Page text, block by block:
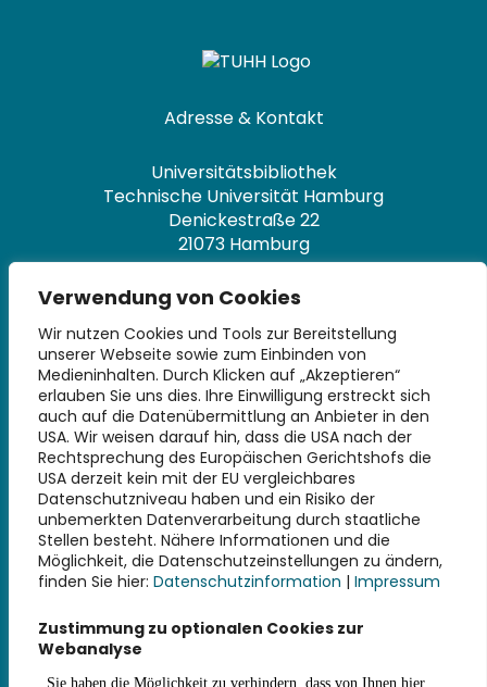
Verwendung von Cookies
Wir nutzen Cookies und Tools zur Bereitstellung
unserer Webseite sowie zum Einbinden von
Medieninhalten. Durch Klicken auf „Akzeptieren“
erlauben Sie uns dies. Ihre Einwilligung erstreckt sich
auch auf die Datenübermittlung an Anbieter in den
USA. Wir weisen darauf hin, dass die USA nach der
Rechtsprechung des Europäischen Gerichtshofs die
USA derzeit kein mit der EU vergleichbares
Datenschutzniveau haben und ein Risiko der
unbemerkten Datenverarbeitung durch staatliche
Stellen besteht. Nähere Informationen und die
Möglichkeit, die Datenschutzeinstellungen zu ändern,
finden Sie hier: Datenschutzinformation | Impressum
Zustimmung zu optionalen Cookies zur
Webanalyse
Adresse & Kontakt
Universitätsbibliothek
Technische Universität Hamburg
Denickestraße 22
21073 Hamburg
+49 40 30601-2845
bibliothek@tuhh.de
Soziale Netzwerke
Weiterführende Links
Impressum
Datenschutz
Haus- und Benutzungsordnung